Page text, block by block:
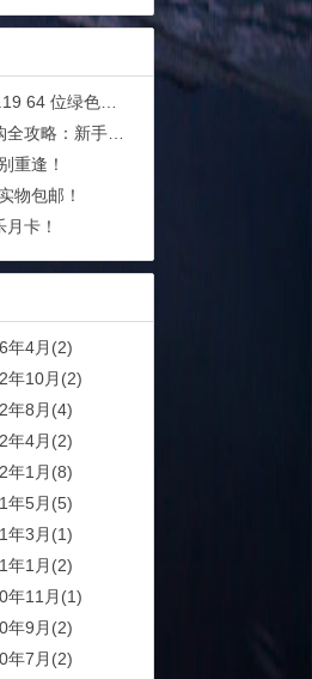
方包 支持多开与消息防撤回
手避坑 + 省钱技巧
重逢！
物包邮！
卡！
年4月(2)
年10月(2)
年8月(4)
年4月(2)
年1月(8)
年5月(5)
年3月(1)
年1月(2)
年11月(1)
年9月(2)
年7月(2)